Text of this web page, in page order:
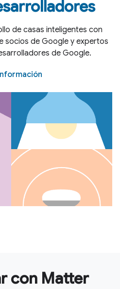
de casas inteligentes con
socios de Google y expertos
de Google.
con Matter